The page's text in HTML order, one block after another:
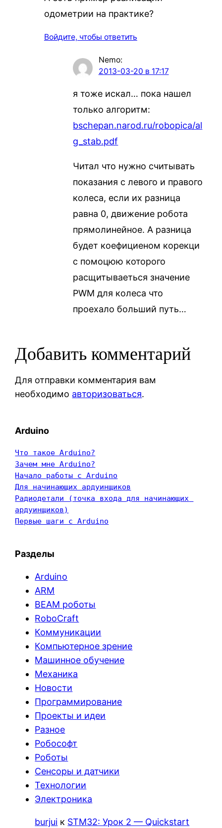
одометрии на практике?
Войдите, чтобы ответить
Nemo:
2013-03-20 в 17:17
я тоже искал… пока нашел
только алгоритм:
bschepan.narod.ru/robopica/al
g_stab.pdf
Читал что нужно считывать
показания с левого и правого
колеса, если их разница
равна 0, движение робота
прямолинейное. А разница
будет коефициеном корекци
с помоцюю которого
расщитываеться значение
PWM для колеса что
проехало больший путь…
Добавить комментарий
Для отправки комментария вам
необходимо авторизоваться.
Arduino
Что такое Arduino?
Зачем мне Arduino?
Начало работы с Arduino
Для начинающих ардуинщиков
Радиодетали (точка входа для начинающих
ардуинщиков)
Первые шаги с Arduino
Разделы
Arduino
ARM
BEAM роботы
RoboCraft
Коммуникации
Компьютерное зрение
Машинное обучение
Механика
Новости
Программирование
Проекты и идеи
Разное
Робософт
Роботы
Сенсоры и датчики
Технологии
Электроника
burjui к STM32: Урок 2 — Quickstart